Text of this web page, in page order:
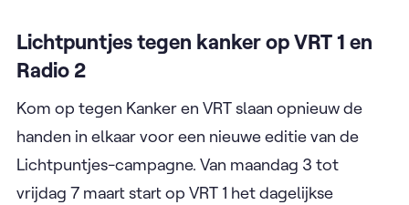
Lichtpuntjes tegen kanker op VRT 1 en
Radio 2
Kom op tegen Kanker en VRT slaan opnieuw de
handen in elkaar voor een nieuwe editie van de
Lichtpuntjes-campagne. Van maandag 3 tot
vrijdag 7 maart start op VRT 1 het dagelijkse